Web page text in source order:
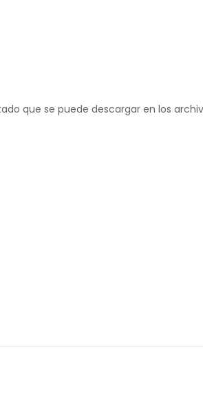
que se puede descargar en los